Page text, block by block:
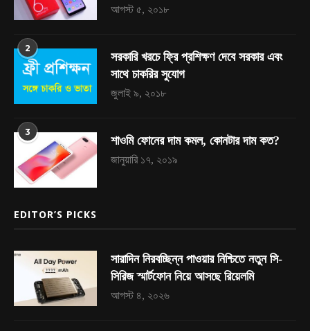
আগস্ট ৫, ২০১৮
2
সরকারি খরচে ফ্রি প্রশিক্ষণ দেবে সরকার এবং
সাথে চাকরির সুযোগ
জুলাই ৯, ২০১৮
3
শাওমি ফোনের দাম কমল, কোনটার দাম কত?
জানুয়ারি ১৭, ২০১৯
EDITOR’S PICKS
সারাদিন নিরবচ্ছিন্ন পাওয়ার নিশ্চিতে নতুন সি-
সিরিজ স্মার্টফোন নিয়ে আসছে রিয়েলমি
আগস্ট ৪, ২০২৬